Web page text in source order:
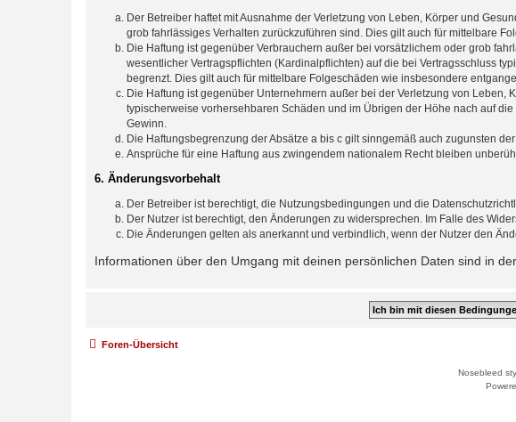
Der Betreiber haftet mit Ausnahme der Verletzung von Leben, Körper und
grob fahrlässiges Verhalten zurückzuführen sind. Dies gilt auch für mittelbare
Die Haftung ist gegenüber Verbrauchern außer bei vorsätzlichem oder grob
wesentlicher Vertragspflichten (Kardinalpflichten) auf die bei Vertragsschluss
begrenzt. Dies gilt auch für mittelbare Folgeschäden wie insbesondere
Die Haftung ist gegenüber Unternehmern außer bei der Verletzung von
typischerweise vorhersehbaren Schäden und im Übrigen der Höhe nach auf
Gewinn.
Die Haftungsbegrenzung der Absätze a bis c gilt sinngemäß auch zugunsten
Ansprüche für eine Haftung aus zwingendem nationalem Recht bleiben
6. Änderungsvorbehalt
Der Betreiber ist berechtigt, die Nutzungsbedingungen und die
Der Nutzer ist berechtigt, den Änderungen zu widersprechen. Im Falle des
Die Änderungen gelten als anerkannt und verbindlich, wenn der Nutzer den
Informationen über den Umgang mit deinen persönlichen Daten sind in
Foren-Übersicht
Nosebleed